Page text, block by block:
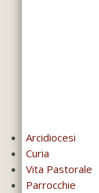
Arcidiocesi
Curia
Vita Pastorale
Parrocchie